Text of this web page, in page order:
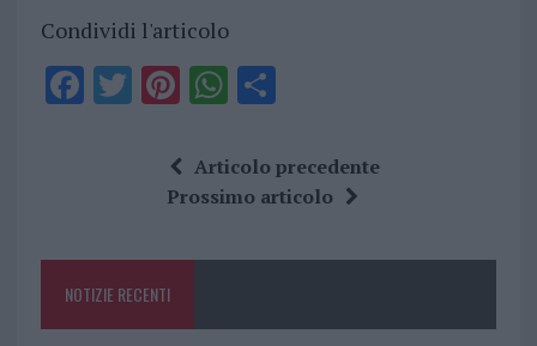
Condividi l'articolo
F
o
k
T Pi
te
re
W
at
s
p
S
a
re
Articolo precedente
Prossimo articolo
NOTIZIE RECENTI